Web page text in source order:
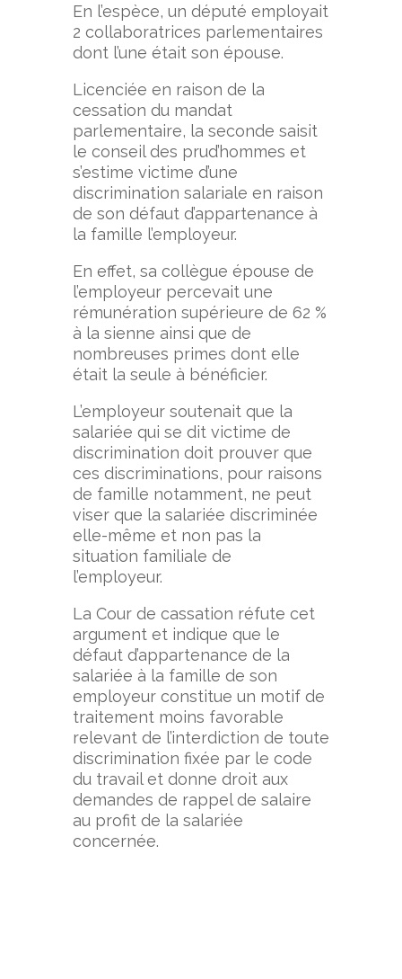
En l’espèce, un député employait
2 collaboratrices parlementaires
dont l’une était son épouse.
Licenciée en raison de la
cessation du mandat
parlementaire, la seconde saisit
le conseil des prud’hommes et
s’estime victime d’une
discrimination salariale en raison
de son défaut d’appartenance à
la famille l’employeur.
En effet, sa collègue épouse de
l’employeur percevait une
rémunération supérieure de 62 %
à la sienne ainsi que de
nombreuses primes dont elle
était la seule à bénéficier.
L’employeur soutenait que la
salariée qui se dit victime de
discrimination doit prouver que
ces discriminations, pour raisons
de famille notamment, ne peut
viser que la salariée discriminée
elle-même et non pas la
situation familiale de
l’employeur.
La Cour de cassation réfute cet
argument et indique que le
défaut d’appartenance de la
salariée à la famille de son
employeur constitue un motif de
traitement moins favorable
relevant de l’interdiction de toute
discrimination fixée par le code
du travail et donne droit aux
demandes de rappel de salaire
au profit de la salariée
concernée.